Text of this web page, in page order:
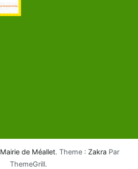
Mairie de Méallet. Theme : Zakra Par
ThemeGrill.